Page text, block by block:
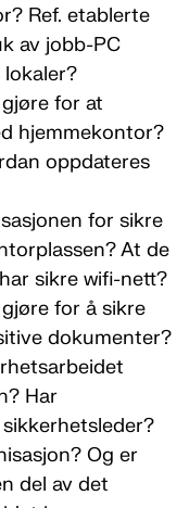
Ref. etablerte
av jobb-PC
for at
hjemmekontor?
oppdateres
for sikre
At de
sikre wifi-nett?
for å sikre
dokumenter?
Har
Og er
del av det